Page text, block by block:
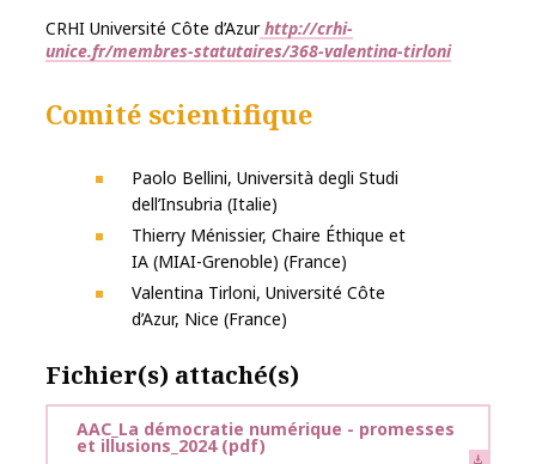
CRHI Université Côte d’Azurhttp://crhi-
unice.fr/membres-statutaires/368-valentina-tirloni
Comité scientifique
Paolo Bellini, Università degli Studi
dell’Insubria (Italie)
Thierry Ménissier, Chaire Éthique et
IA (MIAI-Grenoble) (France)
Valentina Tirloni, Université Côte
d’Azur, Nice (France)
Fichier(s) attaché(s)
AAC_La démocratie numérique - promesses
et illusions_2024(pdf)